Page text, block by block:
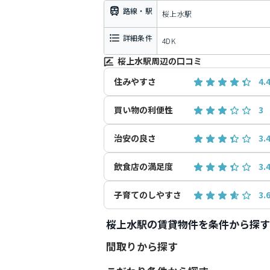
路線・駅 桜上水駅
詳細条件 4DK
桜上水駅周辺の口コミ
住みやすさ
4.4
買い物の利便性 3
治安の良さ 3.4
飲食店の満足度 3.4
子育てのしやすさ 3.6
桜上水駅の賃貸物件を条件から探す
間取りから探す